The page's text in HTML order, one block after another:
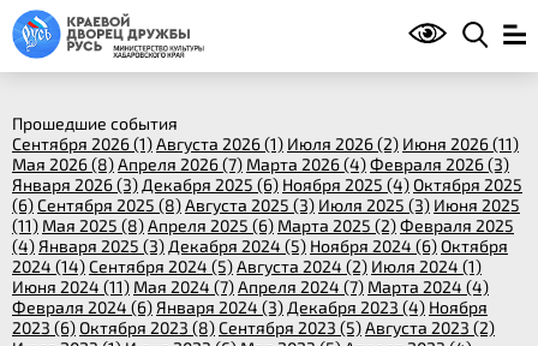
Прошедшие события
Сентября 2026 (1)Августа 2026 (1) Июля 2026 (2) Июня 2026 (11)
Мая 2026 (8)Апреля 2026 (7) Марта 2026 (4)Февраля 2026 (3)
Января 2026 (3) Декабря 2025 (6) Ноября 2025 (4)Октября 2025
(6)Сентября 2025 (8)Августа 2025 (3) Июля 2025 (3) Июня 2025
(11) Мая 2025 (8)Апреля 2025 (6) Марта 2025 (2)Февраля 2025
(4) Января 2025 (3) Декабря 2024 (5) Ноября 2024 (6)Октября
2024 (14)Сентября 2024 (5)Августа 2024 (2) Июля 2024 (1)
Июня 2024 (11) Мая 2024 (7)Апреля 2024 (7) Марта 2024 (4)
Февраля 2024 (6) Января 2024 (3) Декабря 2023 (4) Ноября
2023 (6)Октября 2023 (8)Сентября 2023 (5)Августа 2023 (2)